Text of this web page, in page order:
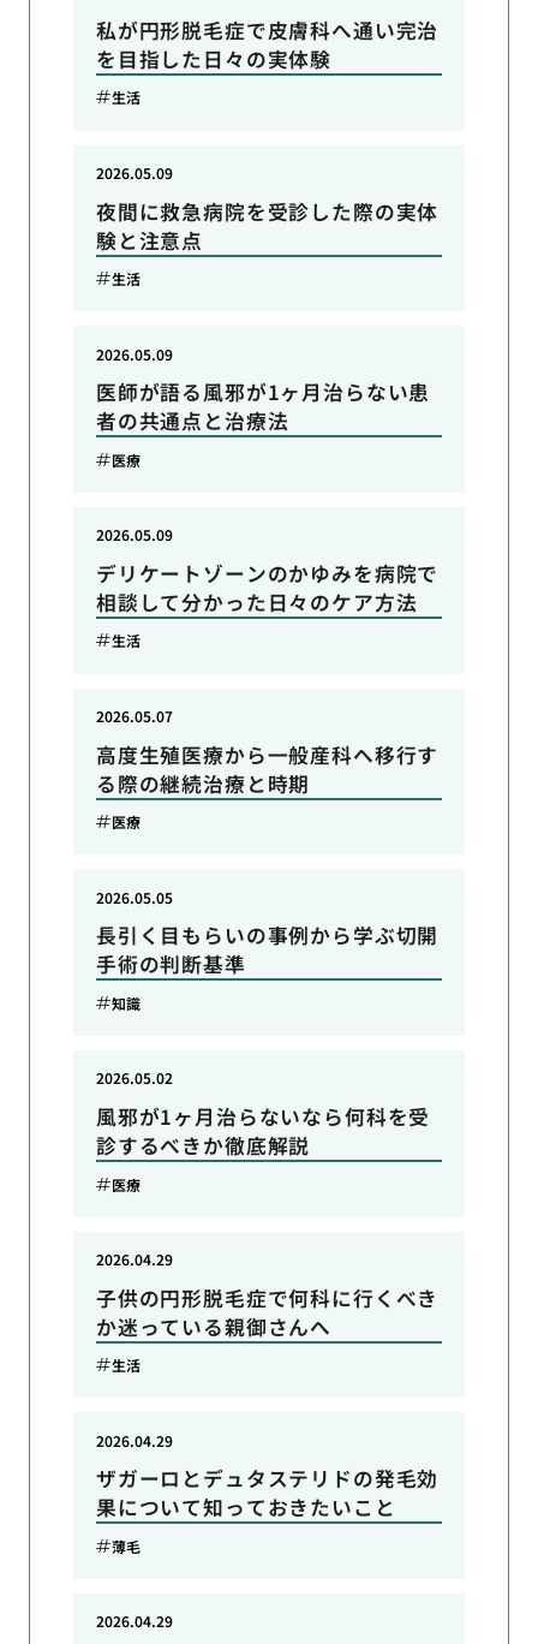
私が円形脱毛症で皮膚科へ通い完治
を目指した日々の実体験
生活
夜間に救急病院を受診した際の実体
験と注意点
2026.05.09
生活
医師が語る風邪が1ヶ月治らない患
者の共通点と治療法
2026.05.09
医療
デリケートゾーンのかゆみを病院で
相談して分かった日々のケア方法
2026.05.09
生活
高度生殖医療から一般産科へ移行す
る際の継続治療と時期
2026.05.07
医療
長引く目もらいの事例から学ぶ切開
手術の判断基準
2026.05.05
知識
風邪が1ヶ月治らないなら何科を受
診するべきか徹底解説
2026.05.02
医療
子供の円形脱毛症で何科に行くべき
か迷っている親御さんへ
2026.04.29
生活
ザガーロとデュタステリドの発毛効
果について知っておきたいこと
2026.04.29
薄毛
2026.04.29